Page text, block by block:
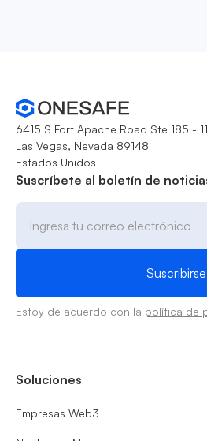
6415 S Fort Apache Road Ste 185 -
Las Vegas, Nevada 89148
Estados Unidos
Suscríbete al boletín de
Estoy de acuerdo con la política de
Soluciones
Empresas Web3